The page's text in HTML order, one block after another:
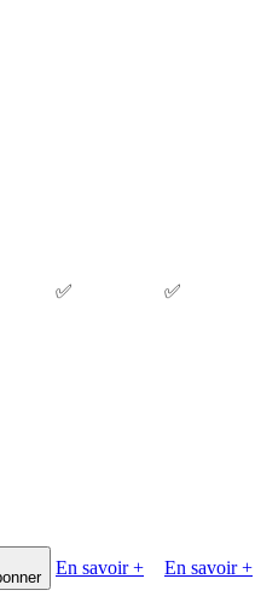
✅ ✅
En savoir + En savoir +